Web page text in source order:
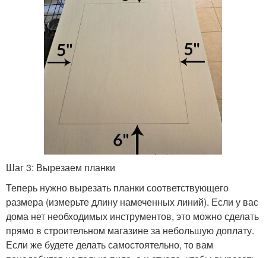
Шаг 3: Вырезаем планки
Теперь нужно вырезать планки соответствующего
размера (измерьте длину намеченных линий). Если у вас
дома нет необходимых инструментов, это можно сделать
прямо в строительном магазине за небольшую доплату.
Если же будете делать самостоятельно, то вам